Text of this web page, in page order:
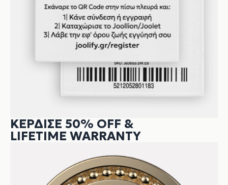
ΚΕΡΔΙΣΕ 50% OFF &
LIFETIME WARRANTY